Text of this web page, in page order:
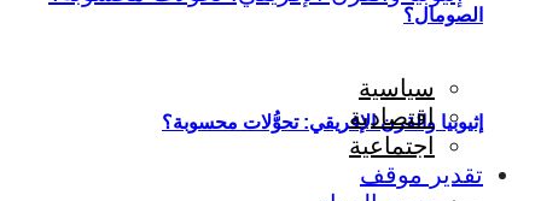
إثيوبيا والقرن الإفريقي: تحوُّلات محسوبة؟
الصومال؟
سياسية
اقتصادية
اجتماعية
تقدير موقف